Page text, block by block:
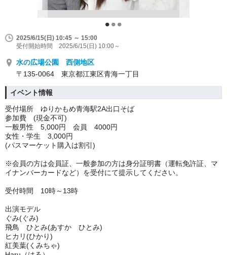
2025/6/15(日) 10:45 ～ 15:00
受付開始時間 2025/6/15(日) 10:00～
水の広場公園 西側地区
〒135-0064 東京都江東区青海一丁目
イベント情報
受付場所 ゆりかもめ青海駅2A出口そば
参加費 (現金不可)
一般男性 5,000円 会員 4000円
女性・学生 3,000円
(パスマーケット購入は割引)
※会員の方は会員証、一般参加の方は身分証明書（運転免許証、マ
イナンバーカードなど）を受付にて提示してください。
受付時間 10時～13時
出演モデル
ぐみ(ぐみ)
飛鳥 ひとみ(あすか ひとみ)
ヒカリ(ひかり)
紅美葉(くみちゃ)